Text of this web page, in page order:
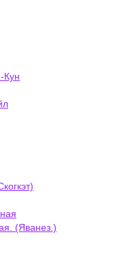
Кун
(Яванез.)